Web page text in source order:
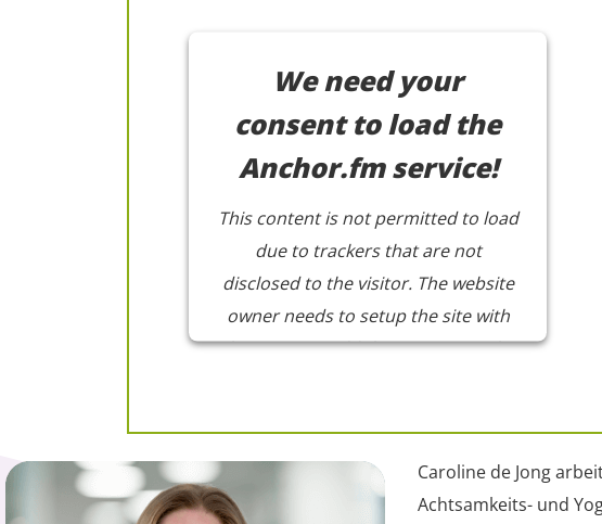
We need your
consent to load the
Anchor.fm service!
This content is not permitted to load
due to trackers that are not
disclosed to the visitor. The website
owner needs to setup the site with
their CMP to add this content to the
Caroline de Jong
Achtsamkeits- und